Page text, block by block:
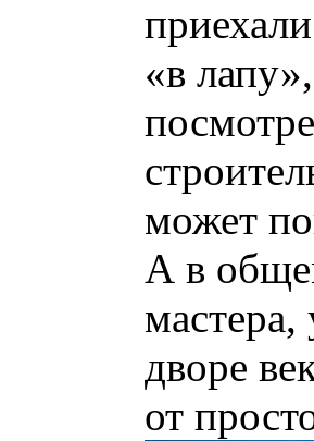
«в
может
А в
дворе
от